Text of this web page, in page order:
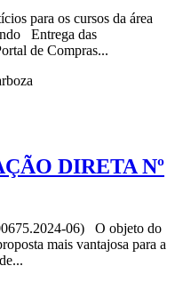
para os cursos da área
Entrega das
de Compras...
DIRETA Nº
06) O objeto do
mais vantajosa para a